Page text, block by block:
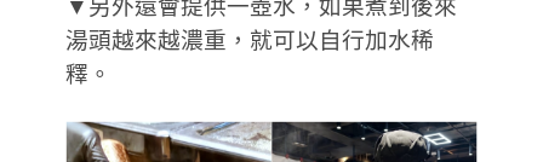
▼另外還會提供一壺水，如果煮到後來
湯頭越來越濃重，就可以自行加水稀
釋。